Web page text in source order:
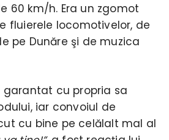
60 km/h. Era un zgomot
fluierele locomotivelor, de
pe Dunăre şi de muzica
garantat cu propria sa
iar convoiul de
cu bine pe celălalt mal al